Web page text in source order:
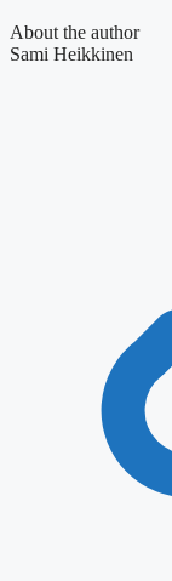
About the author
Sami Heikkinen